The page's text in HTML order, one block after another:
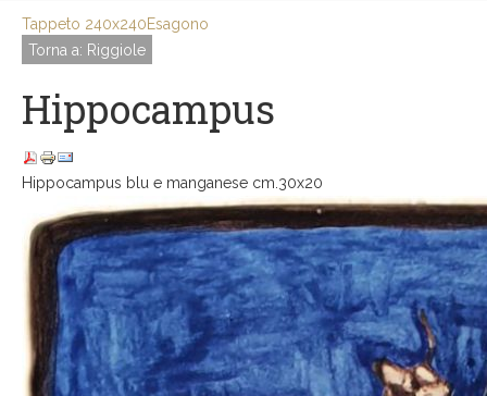
Tappeto 240x240Esagono
Torna a: Riggiole
Hippocampus
Hippocampus blu e manganese cm.30x20